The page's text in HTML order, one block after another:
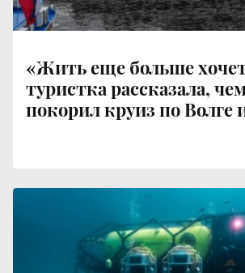
«Жить еще больше
туристка рассказала,
покорил круиз по Волге